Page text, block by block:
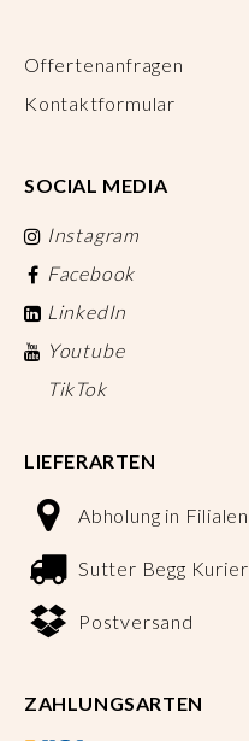
Offertenanfragen
Kontaktformular
SOCIAL MEDIA
Instagram
Facebook
LinkedIn
Youtube
TikTok
LIEFERARTEN
Abholung in Filialen
Sutter Begg Kurier
Postversand
ZAHLUNGSARTEN